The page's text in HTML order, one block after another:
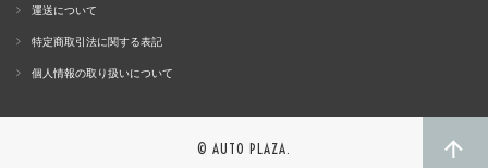
運送について
特定商取引法に関する表記
個人情報の取り扱いについて
© AUTO PLAZA.